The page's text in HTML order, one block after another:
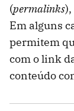
(permalinks
Em alguns
permitem
com o link
conteúdo